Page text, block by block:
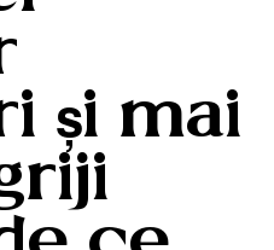
și mai